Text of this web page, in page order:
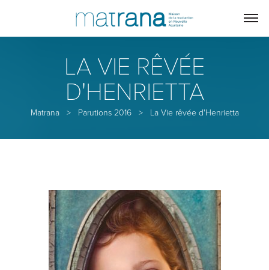
LA VIE RÊVÉE
D'HENRIETTA
Matrana> Parutions 2016 > La Vie rêvée d'Henrietta